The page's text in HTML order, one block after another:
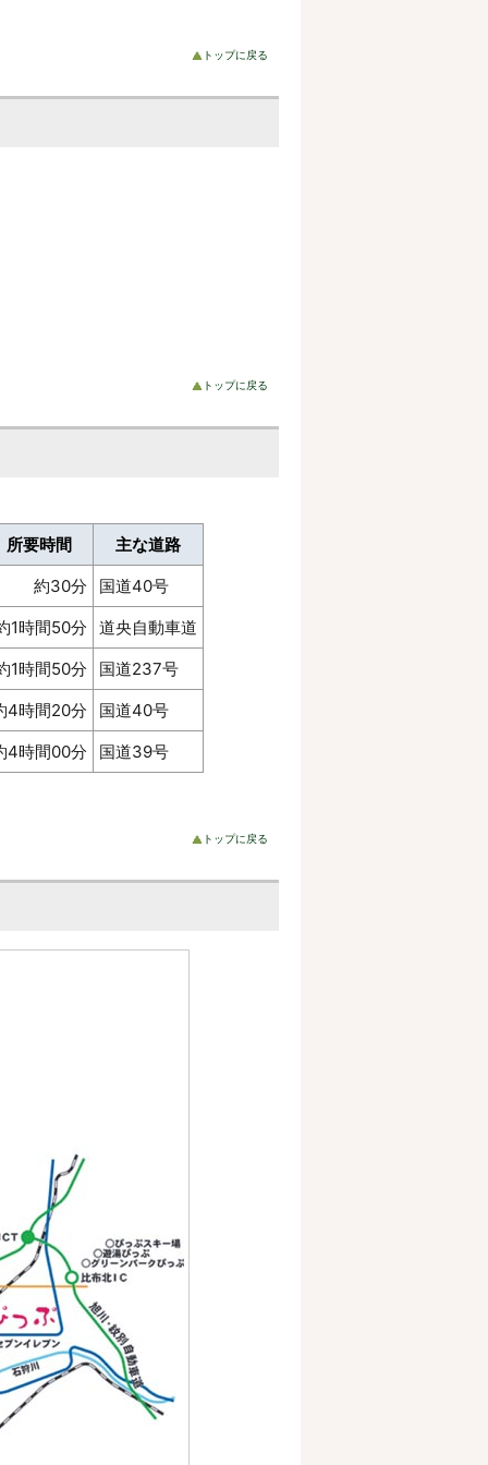
トップに戻る
トップに戻る
所要時間
主な道路
約30分
国道40号
1時間50分 道央自動車道
1時間50分
国道237号
4時間20分
国道40号
4時間00分 国道39号
トップに戻る